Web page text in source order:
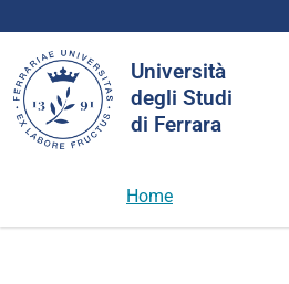
Università
degli Studi
di Ferrara
nel
sito
Home